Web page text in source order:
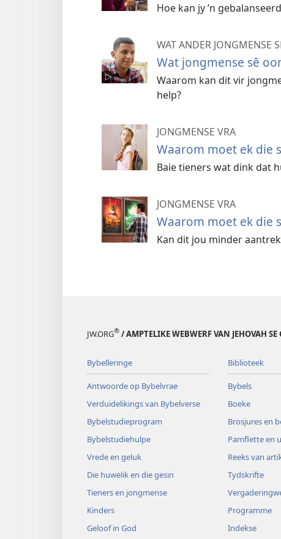
Hoe kan jy ’n
WAT ANDER JONGMENSE
Wat jongmense sê
Waarom kan dit vir
help?
JONGMENSE VRA
Waarom moet ek die
Baie tieners wat dink dat
JONGMENSE VRA
Waarom moet ek die
Kan dit jou minder
JW.ORG® / AMPTELIKE WEBWERF VAN JEHOVAH SE
Bybelleringe
Antwoorde op Bybelvrae
Verduidelikings van Bybelverse
Bybelstudieprogram
Bybelstudiehulpe
Vrede en geluk
Die huwelik en die gesin
Tieners en jongmense
Kinders
Geloof in God
Biblioteek
Bybels
Boeke
Brosjures en
Pamflette en
Reeks van
Tydskrifte
Programme
Indekse